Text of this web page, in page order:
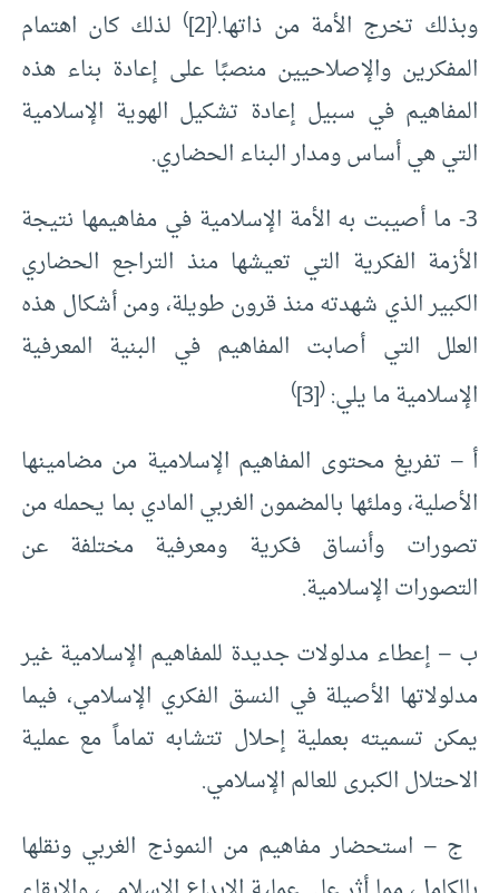
وبذلك تخرج الأمة من ذاتها.(
[2]
) لذلك كان اهتمام
المفكرين والإصلاحيين منصبًا على إعادة بناء هذه
المفاهيم في سبيل إعادة تشكيل الهوية الإسلامية
التي هي أساس ومدار البناء الحضاري.
3- ما أصيبت به الأمة الإسلامية في مفاهيمها نتيجة
الأزمة الفكرية التي تعيشها منذ التراجع الحضاري
الكبير الذي شهدته منذ قرون طويلة، ومن أشكال هذه
العلل التي أصابت المفاهيم في البنية المعرفية
الإسلامية ما يلي: (
[3]
)
أ – تفريغ محتوى المفاهيم الإسلامية من مضامينها
الأصلية، وملئها بالمضمون الغربي المادي بما يحمله من
تصورات وأنساق فكرية ومعرفية مختلفة عن
التصورات الإسلامية.
ب – إعطاء مدلولات جديدة للمفاهيم الإسلامية غير
مدلولاتها الأصيلة في النسق الفكري الإسلامي، فيما
يمكن تسميته بعملية إحلال تتشابه تماماً مع عملية
الاحتلال الكبرى للعالم الإسلامي.
ج – استحضار مفاهيم من النموذج الغربي ونقلها